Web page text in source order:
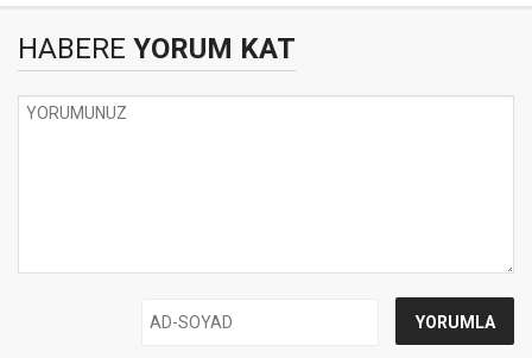
HABERE YORUM KAT